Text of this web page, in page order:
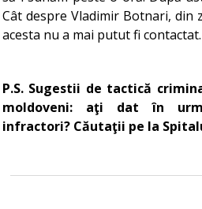
Cât despre Vladimir Botnari, din
acesta nu a mai putut fi
P.S. Sugestii de tactică
moldoveni: aţi dat în
infractori? Căutaţii pe la